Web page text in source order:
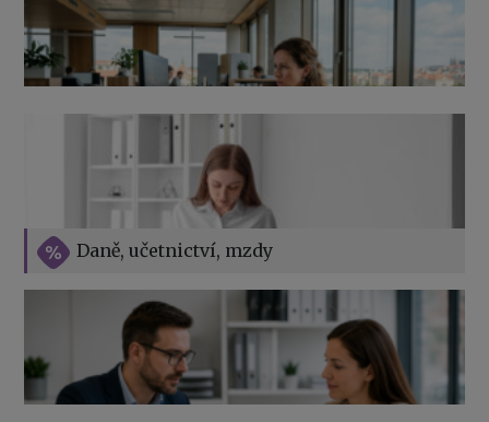
Daně, učetnictví, mzdy
Vše o překážkách v práci na straně zaměstnavatele
Přehledy pro OSSZ a zdravotní pojišťovny – jak na ně
v roce 2026